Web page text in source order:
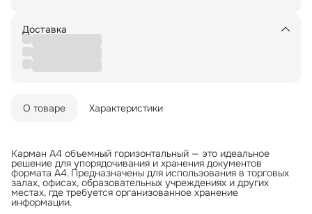
Доставка
О товаре Характеристики
Карман А4 объемный горизонтальный — это идеальное
решение для упорядочивания и хранения документов
формата А4. Предназначены для использования в торговых
залах, офисах, образовательных учреждениях и других
местах, где требуется организованное хранение
информации.